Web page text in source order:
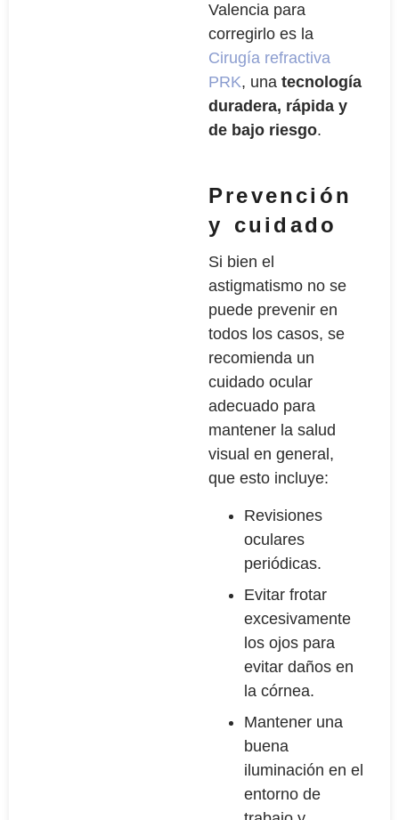
Valencia para
corregirlo es la
Cirugía refractiva
PRK, una tecnología
duradera, rápida y
de bajo riesgo.
Prevención
y cuidado
Si bien el
astigmatismo no se
puede prevenir en
todos los casos, se
recomienda un
cuidado ocular
adecuado para
mantener la salud
visual en general,
que esto incluye:
Revisiones
oculares
periódicas.
Evitar frotar
excesivamente
los ojos para
evitar daños en
la córnea.
Mantener una
buena
iluminación en el
entorno de